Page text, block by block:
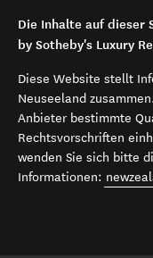
Die Inhalte auf dieser
by Sotheby's Luxury
Diese Website stellt
Neuseeland
Anbieter bestimmte
Rechtsvorschriften
wenden Sie sich bitte
Informationen: